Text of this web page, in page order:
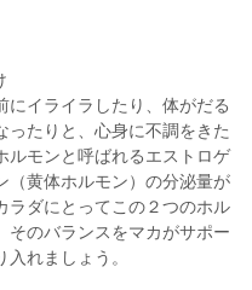
にイライラしたり、体がだる
ったりと、心身に不調をきた
ルモンと呼ばれるエストロゲ
（黄体ホルモン）の分泌量が
ラダにとってこの２つのホル
そのバランスをマカがサポー
れましょう。